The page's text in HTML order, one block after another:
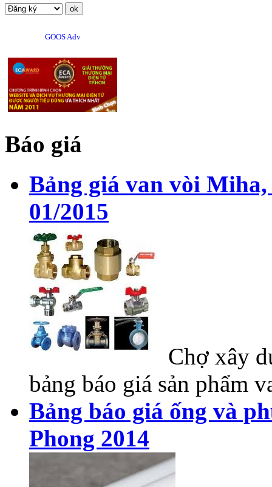
GOOS Adv
Báo giá
Bảng giá van vòi
01/2015
Chợ xây
bảng báo giá sản phẩm
Bảng báo giá ống và
Phong 2014